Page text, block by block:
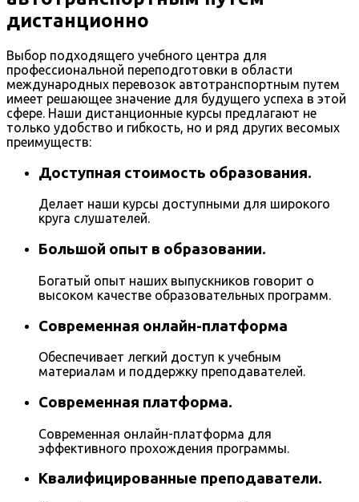
дистанционно
Выбор подходящего учебного центра для
профессиональной переподготовки в области
международных перевозок автотранспортным путем
имеет решающее значение для будущего успеха в этой
сфере. Наши дистанционные курсы предлагают не
только удобство и гибкость, но и ряд других весомых
преимуществ:
Доступная стоимость образования.
Делает наши курсы доступными для широкого
круга слушателей.
Большой опыт в образовании.
Богатый опыт наших выпускников говорит о
высоком качестве образовательных программ.
Современная онлайн-платформа
Обеспечивает легкий доступ к учебным
материалам и поддержку преподавателей.
Современная платформа.
Современная онлайн-платформа для
эффективного прохождения программы.
Квалифицированные преподаватели.